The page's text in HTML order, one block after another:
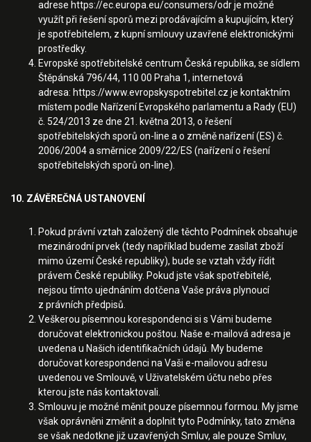
adrese https://ec.europa.eu/consumers/odrje možné
využít při řešení sporů mezi prodávajícím a kupujícím, který
je spotřebitelem, z kupní smlouvy uzavřené elektronickými
prostředky.
Evropské spotřebitelské centrum Česká republika, se sídlem
Štěpánská 796/44, 110 00 Praha 1, internetová
adresa: https://www.evropskyspotrebitel.cz je kontaktním
místem podle Nařízení Evropského parlamentu a Rady (EU)
č. 524/2013 ze dne 21. května 2013, o řešení
spotřebitelských sporů on-line a o změně nařízení (ES) č.
2006/2004 a směrnice 2009/22/ES (nařízení o řešení
spotřebitelských sporů on-line).
10. ZÁVĚREČNÁ USTANOVENÍ
Pokud právní vztah založený dle těchto Podmínek obsahuje
mezinárodní prvek (tedy například budeme zasílat zboží
mimo území České republiky), bude se vztah vždy řídit
právem České republiky. Pokud jste však spotřebitelé,
nejsou tímto ujednáním dotčena Vaše práva plynoucí
z právních předpisů.
Veškerou písemnou korespondenci si s Vámi budeme
doručovat elektronickou poštou. Naše e-mailová adresa je
uvedena u Našich identifikačních údajů. My budeme
doručovat korespondenci na Vaši e-mailovou adresu
uvedenou ve Smlouvě, v Uživatelském účtu nebo přes
kterou jste nás kontaktovali.
Smlouvu je možné měnit pouze písemnou formou. My jsme
však oprávněni změnit a doplnit tyto Podmínky, tato změna
se však nedotkne již uzavřených Smluv, ale pouze Smluv,